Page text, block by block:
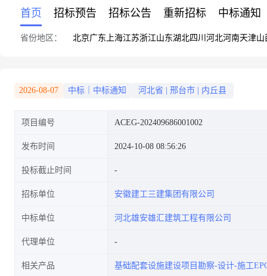
EPC工程总承包项目路缘石安装
劳务标段2成交公告
首页 招标预告 招标公告 重新招标 中标通知
省份地区： 北京广东 上海江苏浙江山东湖北四川 河北河南天津山
2026-08-07 中标｜中标通知 河北省 邢台市 内丘县
项目编号 ACEG-202409686001002
发布时间 2024-10-08 08:56:26
投标截止时间
招标单位 安徽建工三建集团有限公司
中标单位 河北雄安雄汇建筑工程有限公司
代理单位
相关产品 基础配套设施建设项目勘察-设计-施工